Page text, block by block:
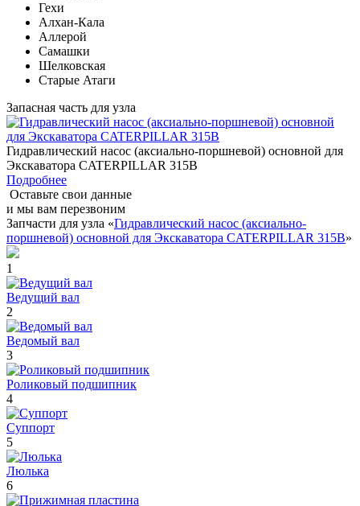
Гехи
Алхан-Кала
Аллерой
Самашки
Шелковская
Старые Атаги
Запасная часть для узла
Гидравлический насос (аксиально-поршневой) основной для
Экскаватора CATERPILLAR 315B
Подробнее
Оставьте свои данные
и мы вам перезвоним
Запчасти для узла «Гидравлический насос (аксиально-
поршневой) основной для Экскаватора CATERPILLAR 315B»
1
Ведущий вал
2
Ведомый вал
3
Роликовый подшипник
4
Суппорт
5
Люлька
6